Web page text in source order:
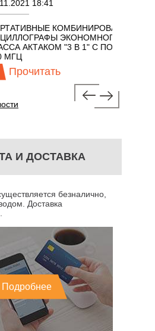
18:41
КОМБИНИРОВАННЫЕ
ЭКОНОМНОГО
"3 В 1" С ПОЛОСОЙ
И ДОСТАВКА
безналично,
Доставка
Подробнее